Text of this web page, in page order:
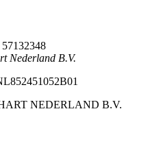
Nederland B.V.
NEDERLAND B.V.